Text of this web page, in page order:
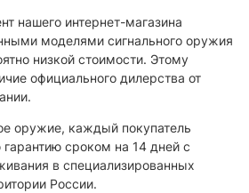
нашего интернет-магазина
моделями сигнального оружия
низкой стоимости. Этому
официального дилерства от
оружие, каждый покупатель
сроком на 14 дней с
в специализированных
России.